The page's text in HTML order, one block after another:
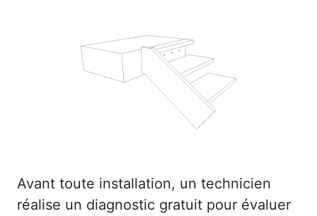
Avant toute installation, un technicien
réalise un diagnostic gratuit pour évaluer